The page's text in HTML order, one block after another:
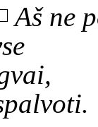
Aš ne